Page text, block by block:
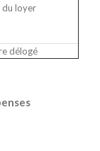
du loyer
délogé